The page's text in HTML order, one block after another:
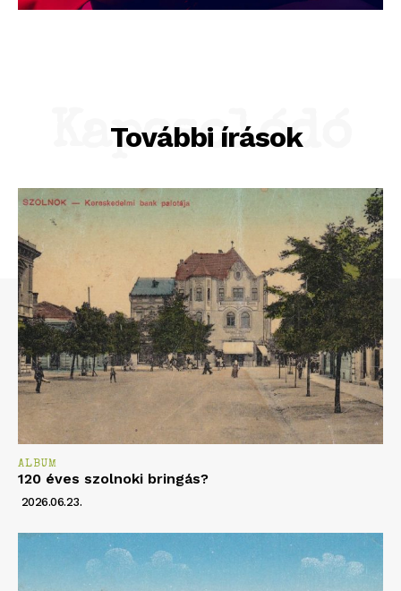
További írások
Kapcsolódó
ALBUM
120 éves szolnoki bringás?
2026.06.23.